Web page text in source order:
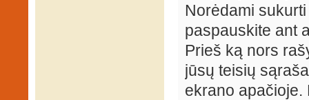
Norėdami
paspauskite ant
Prieš ką nors
jūsų teisių
ekrano apačioje.